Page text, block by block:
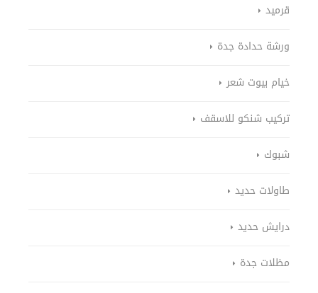
قرميد
ورشة حدادة جدة
خيام بيوت شعر
تركيب شنكو للاسقف
شبوك
طاولات حديد
درايش حديد
مظلات جدة